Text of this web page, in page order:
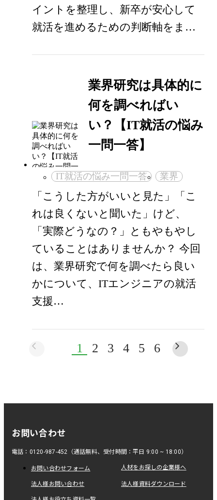
イントを整理し、新卒が安心して
就活を進めるための判断軸をま…
業界研究は具体的に
何を調べればい
い？【IT就活の悩み
一問一答】
IT就活の悩み一問一答 業界
「こうした方がいいと見た」「こ
れは良くないと聞いた」けど、
「実際どうなの？」ともやもやし
ていることはありませんか？ 今回
は、業界研究で何を調べたら良い
かについて、ITエンジニアの就活
支援…
1 2 3 4 5 6
お問い合わせ
電話：0120-987-452（通話無料、受付時間：平日 9:00 ~ 18:00）
お問い合わせフォーム 人材をお探しの企業様へ
法人様お問い合わせ 法人様資料ダウンロード